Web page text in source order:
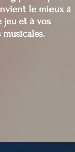
le mieux à
jeu et à vos